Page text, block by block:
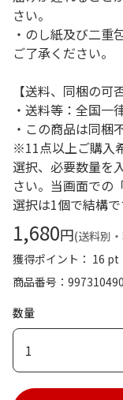
さい。
・のし紙及び二重
ご了承ください。
【送料、同梱の可
・送料等：全国一
・この商品は同梱
※11点以上ご購入
選択、必要数量を
さい。当画面での
選択は1個で結構で
1,680円(送料別
獲得ポイント： 16 pt
商品番号
数量
1